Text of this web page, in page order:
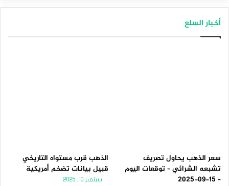
أخبار السلع
سعر الذهب يحاول تصريف
تشبعه الشرائي – توقعات اليوم
– 15-09-2025
الذهب قرب مستواه التاريخي
قبيل بيانات تضخم أمريكية
سبتمبر 10, 2025